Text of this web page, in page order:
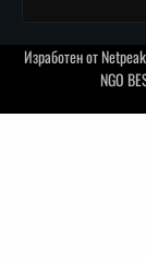
Изработен отNetpeak
NGO